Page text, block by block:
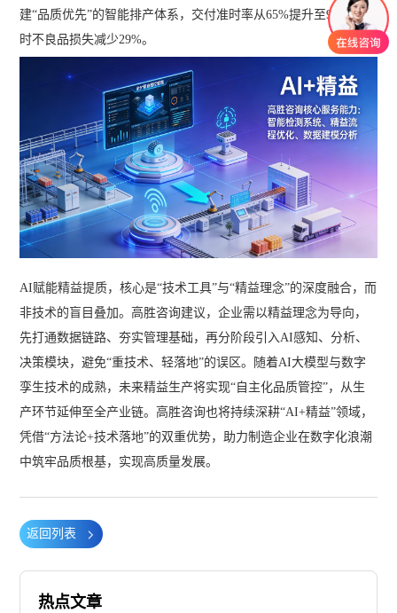
建“品质优先”的智能排产体系，交付准时率从65%提升至92%，同
时不良品损失减少29%。
AI赋能精益提质，核心是“技术工具”与“精益理念”的深度融合，而
非技术的盲目叠加。高胜咨询建议，企业需以精益理念为导向，
先打通数据链路、夯实管理基础，再分阶段引入AI感知、分析、
决策模块，避免“重技术、轻落地”的误区。随着AI大模型与数字
孪生技术的成熟，未来精益生产将实现“自主化品质管控”，从生
产环节延伸至全产业链。高胜咨询也将持续深耕“AI+精益”领域，
凭借“方法论+技术落地”的双重优势，助力制造企业在数字化浪潮
中筑牢品质根基，实现高质量发展。
返回列表
热点文章